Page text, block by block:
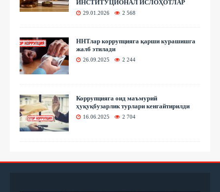
ИНСТИТУЦИОНАЛ ИСЛОҲОТЛАР
29.01.2026 2 568
ННТлар коррупцияга қарши курашишга
жалб этилади
26.09.2025 2 244
Коррупцияга оид маъмурий
ҳуқуқбузарлик турлари кенгайтирилди
16.06.2025 2 704